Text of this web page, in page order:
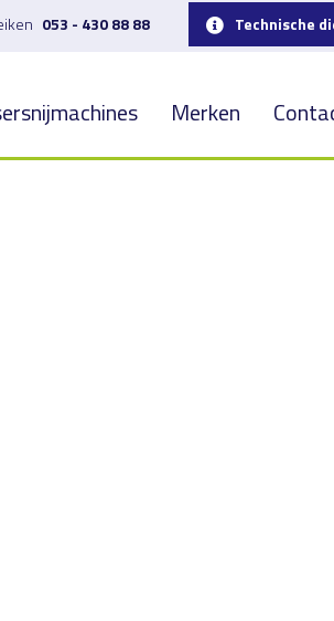
Technische
053 - 430 88 88
Merken